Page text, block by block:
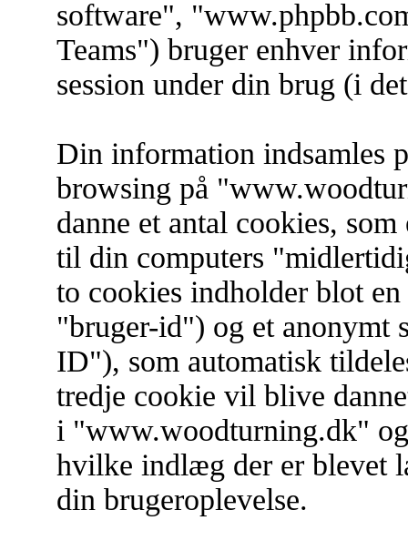
software",
Teams") bruger enhver
session under din brug (i
Din information indsamles
browsing på
danne et antal cookies,
til din computers
to cookies indholder blot
"bruger-id") og et anonymt
ID"), som automatisk
tredje cookie vil blive
i "www.woodturning.dk"
hvilke indlæg der er blevet
din brugeroplevelse.